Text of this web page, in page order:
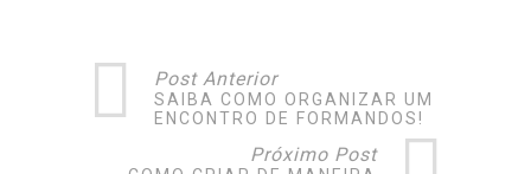
Post Anterior
SAIBA COMO ORGANIZAR UM
ENCONTRO DE FORMANDOS!
Próximo Post